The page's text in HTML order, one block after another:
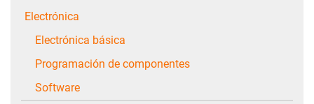
Electrónica
Electrónica básica
Programación de componentes
Software